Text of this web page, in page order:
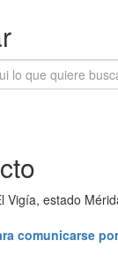
Vigía, estado
comunicarse